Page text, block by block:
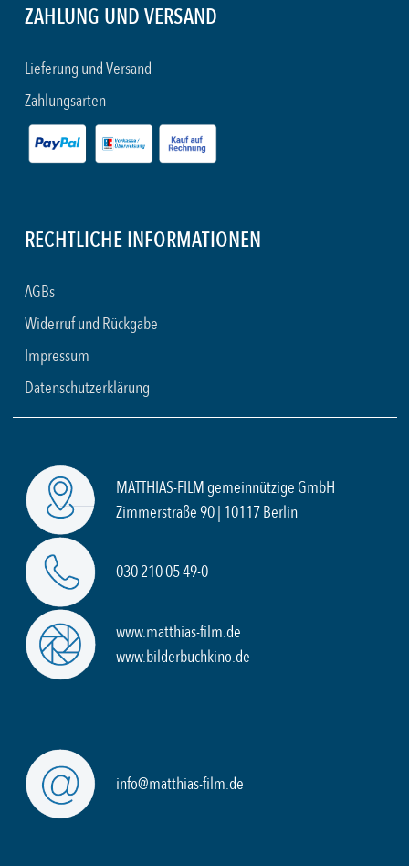
ZAHLUNG UND VERSAND
Lieferung und Versand
Zahlungsarten
RECHTLICHE INFORMATIONEN
AGBs
Widerruf und Rückgabe
Impressum
Datenschutzerklärung
MATTHIAS-FILM gemeinnützige GmbH
Zimmerstraße 90 | 10117 Berlin
030 210 05 49-0
www.matthias-film.de
www.bilderbuchkino.de
info@matthias-film.de